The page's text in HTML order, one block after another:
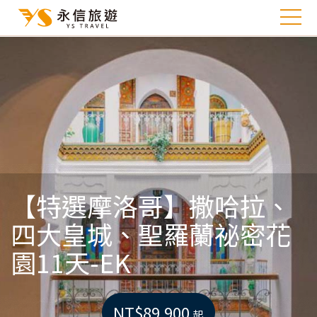
【特選摩洛哥】撒哈拉、
四大皇城、聖羅蘭祕密花
園11天-EK
NT$89,900